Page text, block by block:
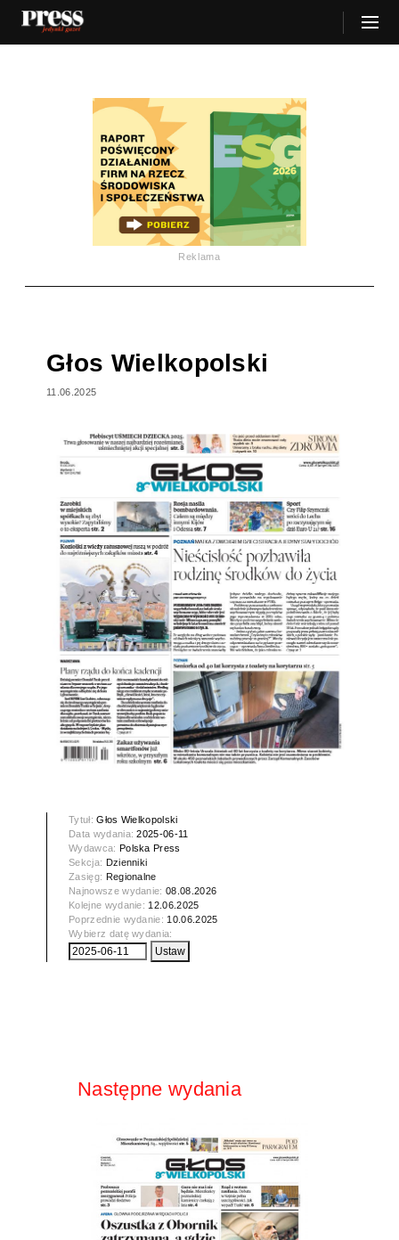
Reklama
Głos Wielkopolski
11.06.2025
Tytuł:Głos Wielkopolski
Data wydania:2025-06-11
Wydawca: Polska Press
Sekcja: Dzienniki
Zasięg: Regionalne
Najnowsze wydanie:08.08.2026
Kolejne wydanie: 12.06.2025
Poprzednie wydanie: 10.06.2025
Wybierz datę wydania:
Następne wydania